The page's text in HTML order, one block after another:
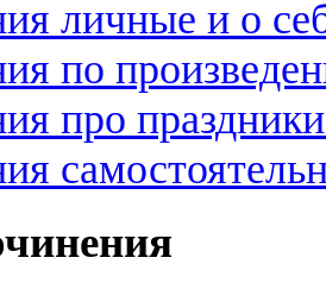
личные и о
по
про